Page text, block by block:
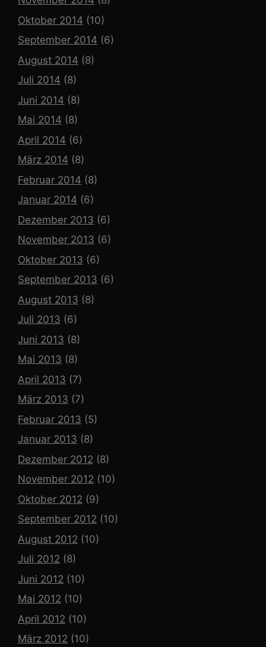
Oktober 2014 (10)
September 2014 (6)
August 2014 (8)
Juli 2014 (8)
Juni 2014 (8)
Mai 2014 (8)
April 2014 (6)
März 2014 (8)
Februar 2014 (8)
Januar 2014 (6)
Dezember 2013 (6)
November 2013 (6)
Oktober 2013 (6)
September 2013 (6)
August 2013 (8)
Juli 2013 (6)
Juni 2013 (8)
Mai 2013 (8)
April 2013 (7)
März 2013 (7)
Februar 2013 (5)
Januar 2013 (8)
Dezember 2012 (8)
November 2012 (10)
Oktober 2012 (9)
September 2012 (10)
August 2012 (10)
Juli 2012 (8)
Juni 2012 (10)
Mai 2012 (10)
April 2012 (10)
März 2012 (10)